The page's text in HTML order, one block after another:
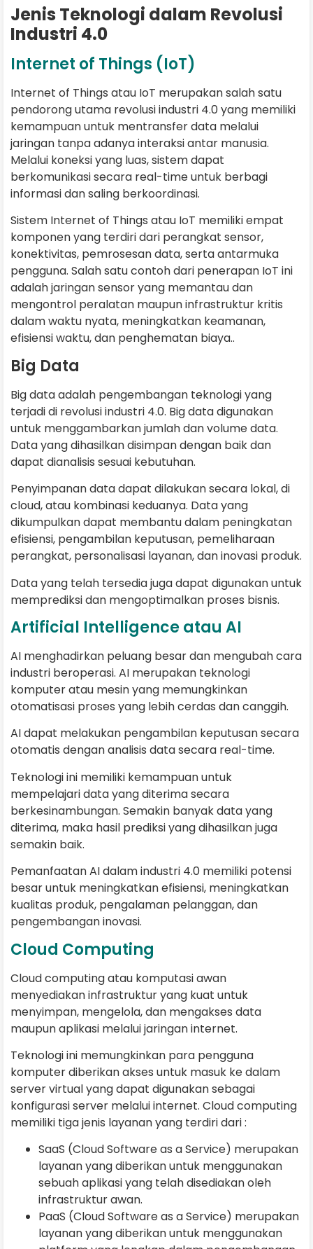
Jenis Teknologi dalam Revolusi
Industri 4.0
Internet of Things (IoT)
Internet of Things atau IoT merupakan salah satu
pendorong utama revolusi industri 4.0 yang memiliki
kemampuan untuk mentransfer data melalui
jaringan tanpa adanya interaksi antar manusia.
Melalui koneksi yang luas, sistem dapat
berkomunikasi secara real-time untuk berbagi
informasi dan saling berkoordinasi.
Sistem Internet of Things atau IoT memiliki empat
komponen yang terdiri dari perangkat sensor,
konektivitas, pemrosesan data, serta antarmuka
pengguna. Salah satu contoh dari penerapan IoT ini
adalah jaringan sensor yang memantau dan
mengontrol peralatan maupun infrastruktur kritis
dalam waktu nyata, meningkatkan keamanan,
efisiensi waktu, dan penghematan biaya..
Big Data
Big data adalah pengembangan teknologi yang
terjadi di revolusi industri 4.0. Big data digunakan
untuk menggambarkan jumlah dan volume data.
Data yang dihasilkan disimpan dengan baik dan
dapat dianalisis sesuai kebutuhan.
Penyimpanan data dapat dilakukan secara lokal, di
cloud, atau kombinasi keduanya. Data yang
dikumpulkan dapat membantu dalam peningkatan
efisiensi, pengambilan keputusan, pemeliharaan
perangkat, personalisasi layanan, dan inovasi produk.
Data yang telah tersedia juga dapat digunakan untuk
memprediksi dan mengoptimalkan proses bisnis.
Artificial Intelligence atau AI
AI menghadirkan peluang besar dan mengubah cara
industri beroperasi. AI merupakan teknologi
komputer atau mesin yang memungkinkan
otomatisasi proses yang lebih cerdas dan canggih.
AI dapat melakukan pengambilan keputusan secara
otomatis dengan analisis data secara real-time.
Teknologi ini memiliki kemampuan untuk
mempelajari data yang diterima secara
berkesinambungan. Semakin banyak data yang
diterima, maka hasil prediksi yang dihasilkan juga
semakin baik.
Pemanfaatan AI dalam industri 4.0 memiliki potensi
besar untuk meningkatkan efisiensi, meningkatkan
kualitas produk, pengalaman pelanggan, dan
pengembangan inovasi.
Cloud Computing
Cloud computing atau komputasi awan
menyediakan infrastruktur yang kuat untuk
menyimpan, mengelola, dan mengakses data
maupun aplikasi melalui jaringan internet.
Teknologi ini memungkinkan para pengguna
komputer diberikan akses untuk masuk ke dalam
server virtual yang dapat digunakan sebagai
konfigurasi server melalui internet. Cloud computing
memiliki tiga jenis layanan yang terdiri dari :
SaaS (Cloud Software as a Service) merupakan
layanan yang diberikan untuk menggunakan
sebuah aplikasi yang telah disediakan oleh
infrastruktur awan.
PaaS (Cloud Software as a Service) merupakan
layanan yang diberikan untuk menggunakan